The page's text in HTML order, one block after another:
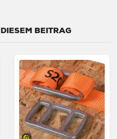
BEITRAG